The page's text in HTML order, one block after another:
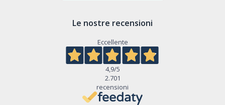
Le nostre recensioni
Eccellente
4,9/5
2.701
recensioni